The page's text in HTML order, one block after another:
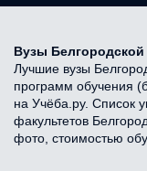
Вузы Белгородской
Лучшие вузы
программ обучения
на Учёба.ру. Список
факультетов
фото, стоимостью